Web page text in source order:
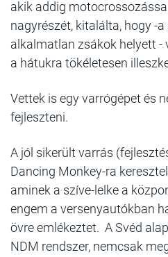
akik addig
nagyrészét, kitalálta, hogy -
alkalmatlan zsákok helyett -
a hátukra tökéletesen
Vettek is egy varrógépet és
fejleszteni.
A jól sikerült varrás
Dancing Monkey-ra
aminek a szíve-lelke a
engem a versenyautókban
övre emlékeztet. A Svéd
NDM rendszer, nemcsak